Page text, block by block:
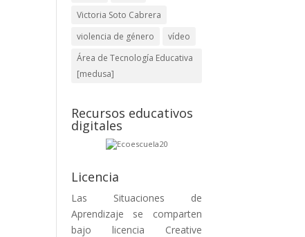
Victoria Soto Cabrera
violencia de género
vídeo
Área de Tecnología Educativa
[medusa]
Recursos educativos
digitales
Licencia
Las Situaciones de
Aprendizaje se comparten
bajo licencia Creative